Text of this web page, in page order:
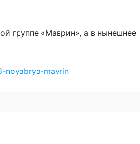
группе «Маврин», а в нынешнее
noyabrya-mavrin